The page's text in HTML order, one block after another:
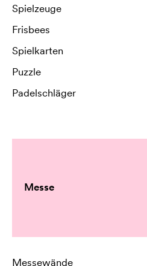
Spielzeuge
Frisbees
Spielkarten
Puzzle
Padelschläger
Messe
Messewände